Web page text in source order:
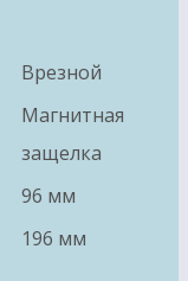
Врезной
Магнитная
защелка
96 мм
196 мм